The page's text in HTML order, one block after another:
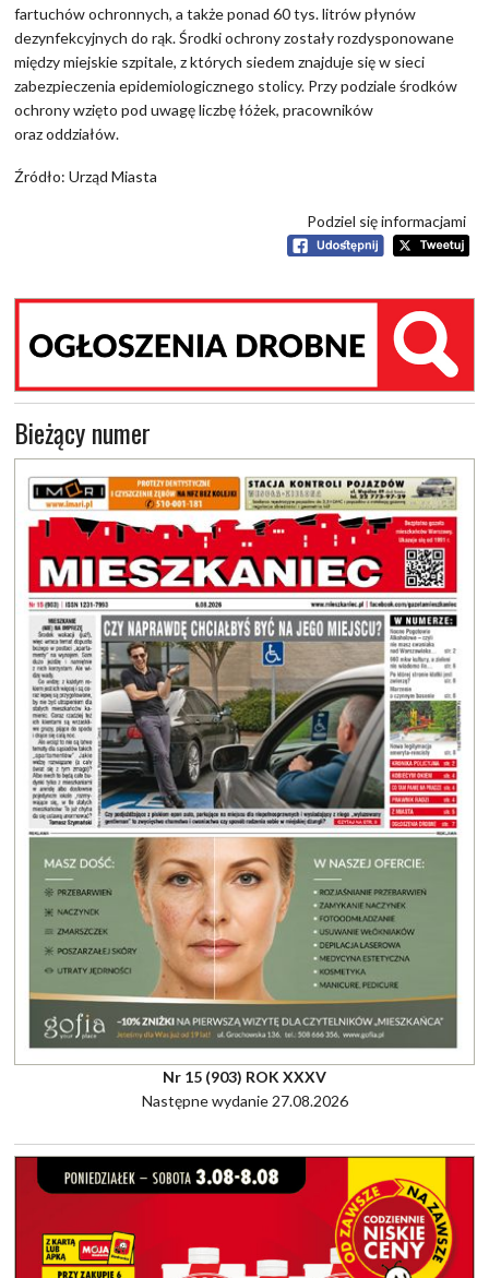
fartuchów ochronnych, a także ponad 60 tys. litrów płynów
dezynfekcyjnych do rąk. Środki ochrony zostały rozdysponowane
między miejskie szpitale, z których siedem znajduje się w sieci
zabezpieczenia epidemiologicznego stolicy. Przy podziale środków
ochrony wzięto pod uwagę liczbę łóżek, pracowników
oraz oddziałów.
Źródło: Urząd Miasta
Podziel się informacjami
Bieżący numer
Nr 15 (903) ROK XXXV
Następne wydanie 27.08.2026